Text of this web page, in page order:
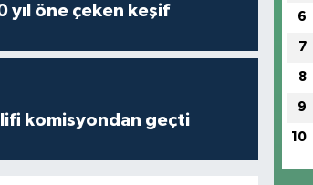
yıl öne çeken keşif
komisyondan geçti
6
7
8
9
10